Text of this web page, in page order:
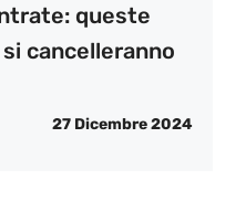
queste
cancelleranno
27 Dicembre 2024